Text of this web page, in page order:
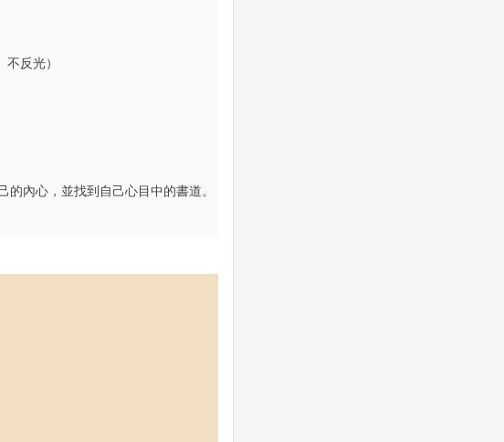
反光）
內心，並找到自己心目中的書道。